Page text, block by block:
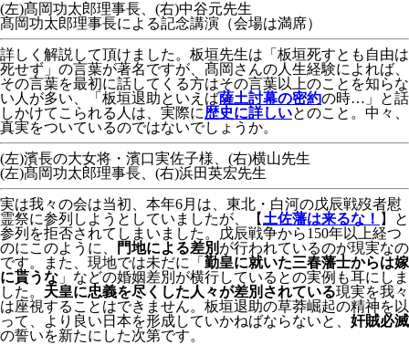
(左)髙岡功太郎理事長、(右)中谷元先生
髙岡功太郎理事長による記念講演（会場は満席）
詳しく解説して頂けました。板垣先生は「板垣死すとも自由は
死せず」の言葉が著名ですが、髙岡さんの人生経験によれば、
その言葉を最初に話してくる方はその言葉以上のことを知らな
い人が多い、「板垣退助といえば薩土討幕の密約の時…」と話
しかけてこられる人は、実際に歴史に詳しいとのこと。中々、
真実をついているのではないでしょうか。
(左)濱長の大女将・濱口実佐子様、(右)横山先生
(左)髙岡功太郎理事長、(右)浜田英宏先生
実は我々の会は当初、本年6月は、東北・白河の戊辰戦歿者慰
霊祭に参列しようとしていましたが、【 土佐藩は来るな！ 】と
参列を拒否されてしまいました。戊辰戦争から150年以上経つ
のにこのように、
門地による差別 が行われているのが現実なの
です。また、現地では未だに「 勤皇に就いた三春藩士からは嫁
に貰うな 」などの婚姻差別が横行しているとの実例も耳にしま
した。 天皇に忠義を尽くした人々が差別されている現実を我々
は座視することはできません。板垣退助の草莽崛起の精神を以
って、より良い日本を形成していかねばならないと、 奸賊必滅
の誓いを新たにした次第です。